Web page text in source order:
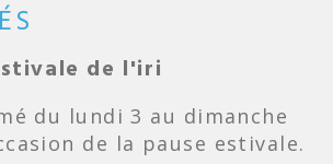
de l'iri
du lundi 3 au dimanche
de la pause estivale.